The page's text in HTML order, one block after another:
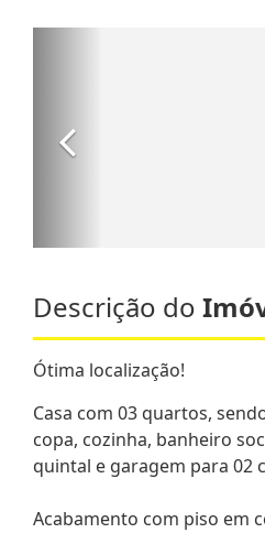
Descrição do
Ótima localização!
Casa com 03 quartos,
copa, cozinha, banheiro
quintal e garagem para 02
Acabamento com piso em